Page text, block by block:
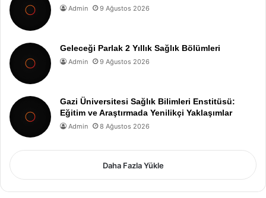
Admin 9 Ağustos 2026
Geleceği Parlak 2 Yıllık Sağlık Bölümleri
Admin 9 Ağustos 2026
Gazi Üniversitesi Sağlık Bilimleri Enstitüsü:
Eğitim ve Araştırmada Yenilikçi Yaklaşımlar
Admin 8 Ağustos 2026
Daha Fazla Yükle